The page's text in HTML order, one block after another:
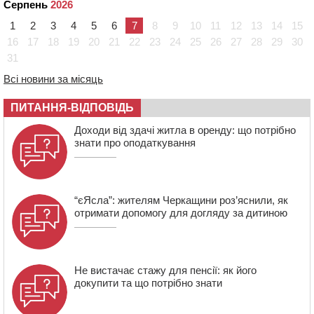
12:50
“Як сказати дитині, що тато загинув?”: для
вихователів Черкащини запускають серію унікальних
тренінгів
торфу
11:35 Від 80 гривень за кілограм: в Україні прогнозують
стрибок цін на гречку
10:56 Захисника зі Звенигородщини, який обороняв
Авдіївку, нагородили “Комбатантським хрестом”
Серпень 2026
1
2 3 4 5 6 7 8 9 10 11 12 13 14
15
16
17 18 19 20 21 22 23 24 25 26 27 28 29
30
31
Всі новини за місяць
ПИТАННЯ-ВІДПОВІДЬ
Доходи від здачі житла в оренду: що потрібно
знати про оподаткування
“єЯсла”: жителям Черкащини роз’яснили, як
отримати допомогу для догляду за дитиною
Не вистачає стажу для пенсії: як його
докупити та що потрібно знати